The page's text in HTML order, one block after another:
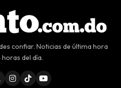
confiar. Noticias de última hora
horas del día.